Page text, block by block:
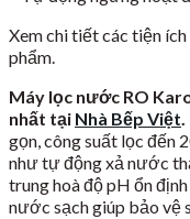
Xem chi tiết các tiện
phẩm.
Máy lọc nước RO
nhất tại Nhà Bếp Việt.
gọn, công suất lọc đến
như tự động xả nước
trung hoà độ pH ổn
nước sạch giúp bảo vệ